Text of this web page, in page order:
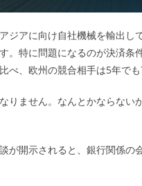
ジアに向け自社機械を輸出
。特に問題になるのが決済
べ、欧州の競合相手は5年で
りません。なんとかならな
が開示されると、銀行関係の